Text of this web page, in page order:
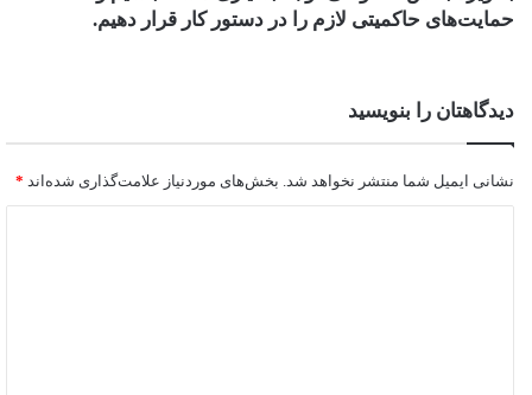
حمایت‌های حاکمیتی لازم را در دستور کار قرار دهیم.
دیدگاهتان را بنویسید
نشانی ایمیل شما منتشر نخواهد شد. بخش‌های موردنیاز علامت‌گذاری شده‌اند *